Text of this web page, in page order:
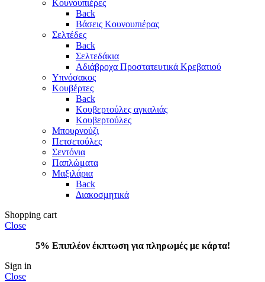
Κουνουπιέρες
Back
Βάσεις Κουνουπιέρας
Σελτέδες
Back
Σελτεδάκια
Αδιάβροχα Προστατευτικά Κρεβατιού
Υπνόσακος
Κουβέρτες
Back
Κουβερτούλες αγκαλιάς
Κουβερτούλες
Μπουρνούζι
Πετσετούλες
Σεντόνια
Παπλώματα
Μαξιλάρια
Back
Διακοσμητικά
Shopping cart
Close
5% Επιπλέον έκπτωση για πληρωμές με κάρτα!
Sign in
Close